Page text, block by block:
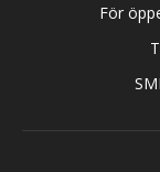
För